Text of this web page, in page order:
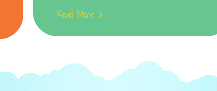
Read More